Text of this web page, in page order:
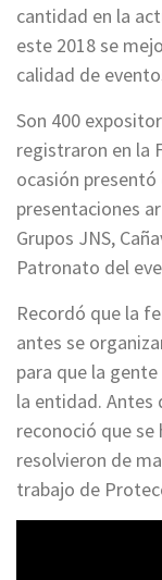
cantidad en la
este 2018 se
calidad de
Son 400
registraron en la
ocasión
presentaciones
Grupos JNS,
Patronato del
Recordó que la
antes se
para que la
la entidad. Antes
reconoció que
resolvieron de
trabajo de